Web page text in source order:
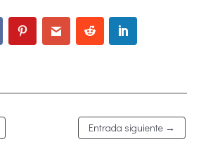
Entrada siguiente →